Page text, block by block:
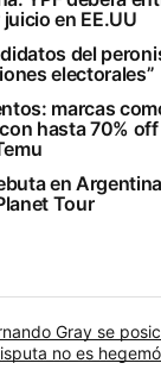
en EE.UU
del
electorales”
marcas
hasta 70%
en
Tour
Gray se
no es